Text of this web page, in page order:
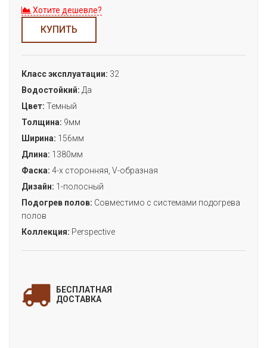
Хотите дешевле?
КУПИТЬ
Класс эксплуатации: 32
Водостойкий: Да
Цвет: Темный
Толщина: 9мм
Ширина: 156мм
Длина: 1380мм
Фаска: 4-х сторонняя, V-образная
Дизайн: 1-полосный
Подогрев полов: Совместимо с системами подогрева
полов
Коллекция: Perspective
БЕСПЛАТНАЯ
ДОСТАВКА
для уточнения деталей заказа!